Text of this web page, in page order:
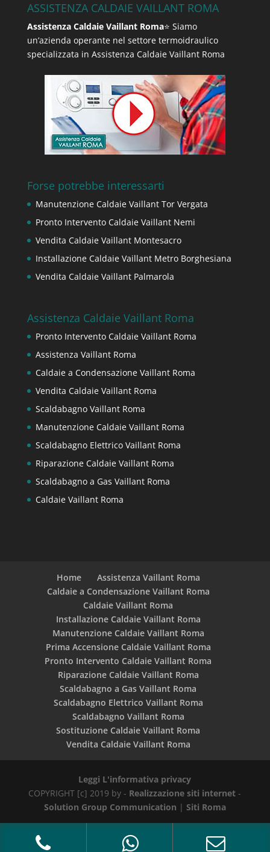
ASSISTENZA CALDAIE VAILLANT ROMA
Assistenza Caldaie Vaillant Roma⭐ Siamo
un’azienda operante nel settore termoidraulico
specializzata in Assistenza Caldaie Vaillant Roma
Forse potrebbe interessarti
Manutenzione Caldaie Vaillant Tor Vergata
Pronto Intervento Caldaie Vaillant Nemi
Vendita Caldaie Vaillant Montesacro
Installazione Caldaie Vaillant Metro Borghesiana
Vendita Caldaie Vaillant Palmarola
Assistenza Caldaie Vaillant Roma
Pronto Intervento Caldaie Vaillant Roma
Assistenza Vaillant Roma
Caldaie a Condensazione Vaillant Roma
Vendita Caldaie Vaillant Roma
Scaldabagno Vaillant Roma
Manutenzione Caldaie Vaillant Roma
Scaldabagno Elettrico Vaillant Roma
Riparazione Caldaie Vaillant Roma
Scaldabagno a Gas Vaillant Roma
Caldaie Vaillant Roma
Home
Assistenza Vaillant Roma
Caldaie a Condensazione Vaillant Roma
Caldaie Vaillant Roma
Installazione Caldaie Vaillant Roma
Manutenzione Caldaie Vaillant Roma
Prima Accensione Caldaie Vaillant Roma
Pronto Intervento Caldaie Vaillant Roma
Riparazione Caldaie Vaillant Roma
Scaldabagno a Gas Vaillant Roma
Scaldabagno Elettrico Vaillant Roma
Scaldabagno Vaillant Roma
Sostituzione Caldaie Vaillant Roma
Vendita Caldaie Vaillant Roma
Leggi L'informativa privacy
COPYRIGHT [c] 2019 by - Realizzazione siti internet -
Solution Group Communication | Siti Roma